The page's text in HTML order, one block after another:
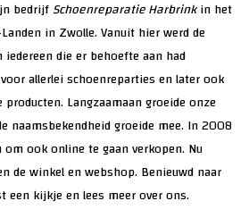
bedrijfSchoenreparatie Harbrinkin het
in Zwolle. Vanuit hier werd de
die er behoefte aan had
allerlei schoenreparties en later ook
Langzaamaan groeide onze
naamsbekendheid groeide mee. In 2008
ook online te gaan verkopen. Nu
de winkel en webshop. Benieuwd naar
een kijkje en lees meerover ons.